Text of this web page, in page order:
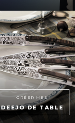
CRÉER MES
DEEJO DE TABLE